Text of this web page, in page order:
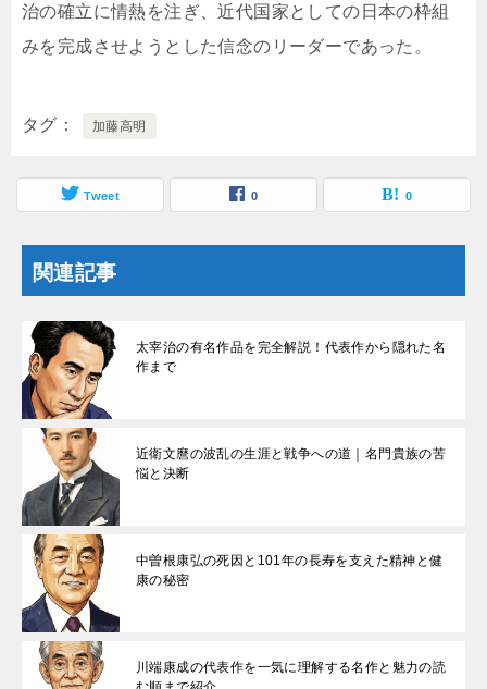
治の確立に情熱を注ぎ、近代国家としての日本の枠組
みを完成させようとした信念のリーダーであった。
タグ 加藤高明
Tweet 0 0
関連記事
太宰治の有名作品を完全解説！代表作から隠れた名
作まで
近衛文麿の波乱の生涯と戦争への道｜名門貴族の苦
悩と決断
中曽根康弘の死因と101年の長寿を支えた精神と健
康の秘密
川端康成の代表作を一気に理解する名作と魅力の読